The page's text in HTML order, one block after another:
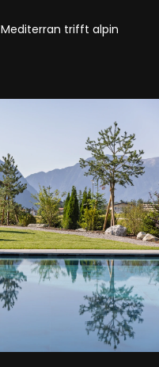
Mediterran trifft alpin